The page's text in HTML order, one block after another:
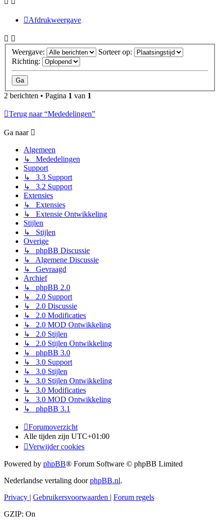
Afdrukweergave
Weergave:
Sorteer op:
Richting:
2 berichten • Pagina 1 van 1
Terug naar “Mededelingen”
Ga naar
Algemeen
↳ Mededelingen
Support
↳ 3.3 Support
↳ 3.2 Support
Extensies
↳ Extensies
↳ Extensie Ontwikkeling
Stijlen
↳ Stijlen
Overige
↳ phpBB Discussie
↳ Algemene Discussie
↳ Gevraagd
Archief
↳ phpBB 2.0
↳ 2.0 Support
↳ 2.0 Discussie
↳ 2.0 Modificaties
↳ 2.0 MOD Ontwikkeling
↳ 2.0 Stijlen
↳ 2.0 Stijlen Ontwikkeling
↳ phpBB 3.0
↳ 3.0 Support
↳ 3.0 Stijlen
↳ 3.0 Stijlen Ontwikkeling
↳ 3.0 Modificaties
↳ 3.0 MOD Ontwikkeling
↳ phpBB 3.1
Forumoverzicht
Alle tijden zijn UTC+01:00
Verwijder cookies
Powered by phpBB® Forum Software © phpBB Limited
Nederlandse vertaling doorphpBB.nl.
Privacy | Gebruikersvoorwaarden | Forum regels
GZIP: On